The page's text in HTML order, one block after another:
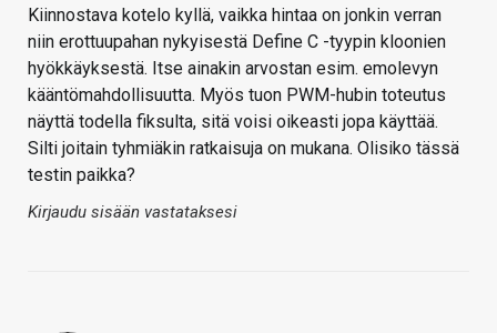
Kiinnostava kotelo kyllä, vaikka hintaa on jonkin verran
niin erottuupahan nykyisestä Define C -tyypin kloonien
hyökkäyksestä. Itse ainakin arvostan esim. emolevyn
kääntömahdollisuutta. Myös tuon PWM-hubin toteutus
näyttä todella fiksulta, sitä voisi oikeasti jopa käyttää.
Silti joitain tyhmiäkin ratkaisuja on mukana. Olisiko tässä
testin paikka?
Kirjaudu sisään vastataksesi